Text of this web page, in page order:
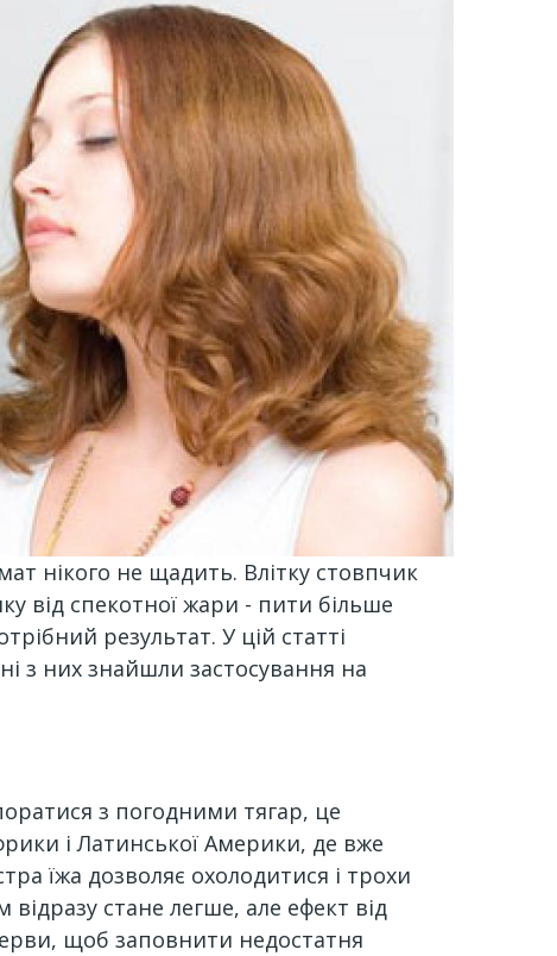
нікого не щадить. Влітку стовпчик
від спекотної жари - пити більше
результат. У цій статті
з них знайшли застосування на
з погодними тягар, це
і Латинської Америки, де вже
їжа дозволяє охолодитися і трохи
стане легше, але ефект від
щоб заповнити недостатня